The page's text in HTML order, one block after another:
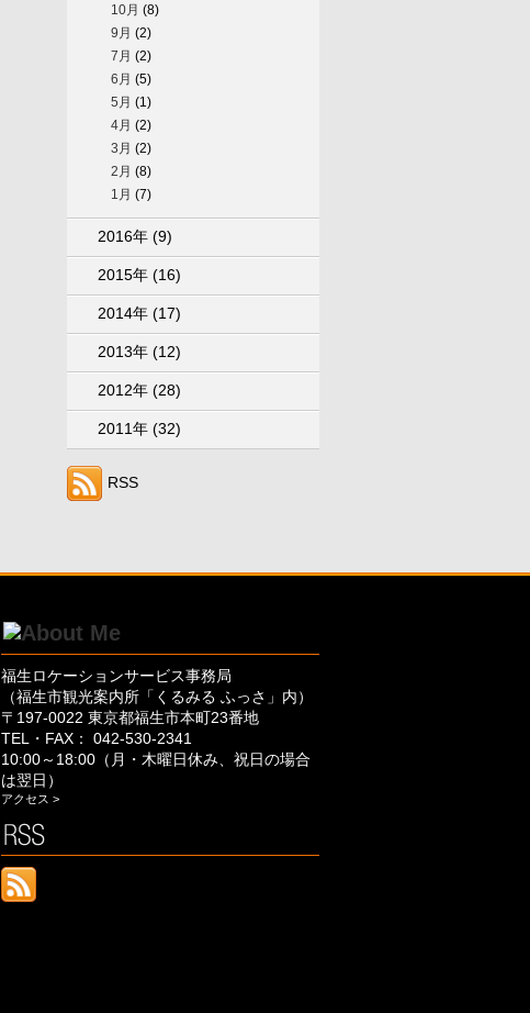
10月 (8)
9月 (2)
7月 (2)
6月 (5)
5月 (1)
4月 (2)
3月 (2)
2月 (8)
1月 (7)
2016年 (9)
2015年 (16)
2014年 (17)
2013年 (12)
2012年 (28)
2011年 (32)
RSS
福生ロケーションサービス事務局
（福生市観光案内所「くるみる ふっさ」内）
〒197-0022 東京都福生市本町23番地
TEL・FAX： 042-530-2341
10:00～18:00（月・木曜日休み、祝日の場合
は翌日）
アクセス >